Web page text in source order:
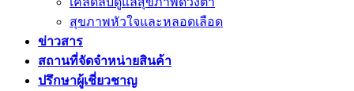
สุขภาพหัวใจและหลอดเลือด
ข่าวสาร
สถานที่จัดจำหน่ายสินค้า
ปรึกษาผู้เชี่ยวชาญ